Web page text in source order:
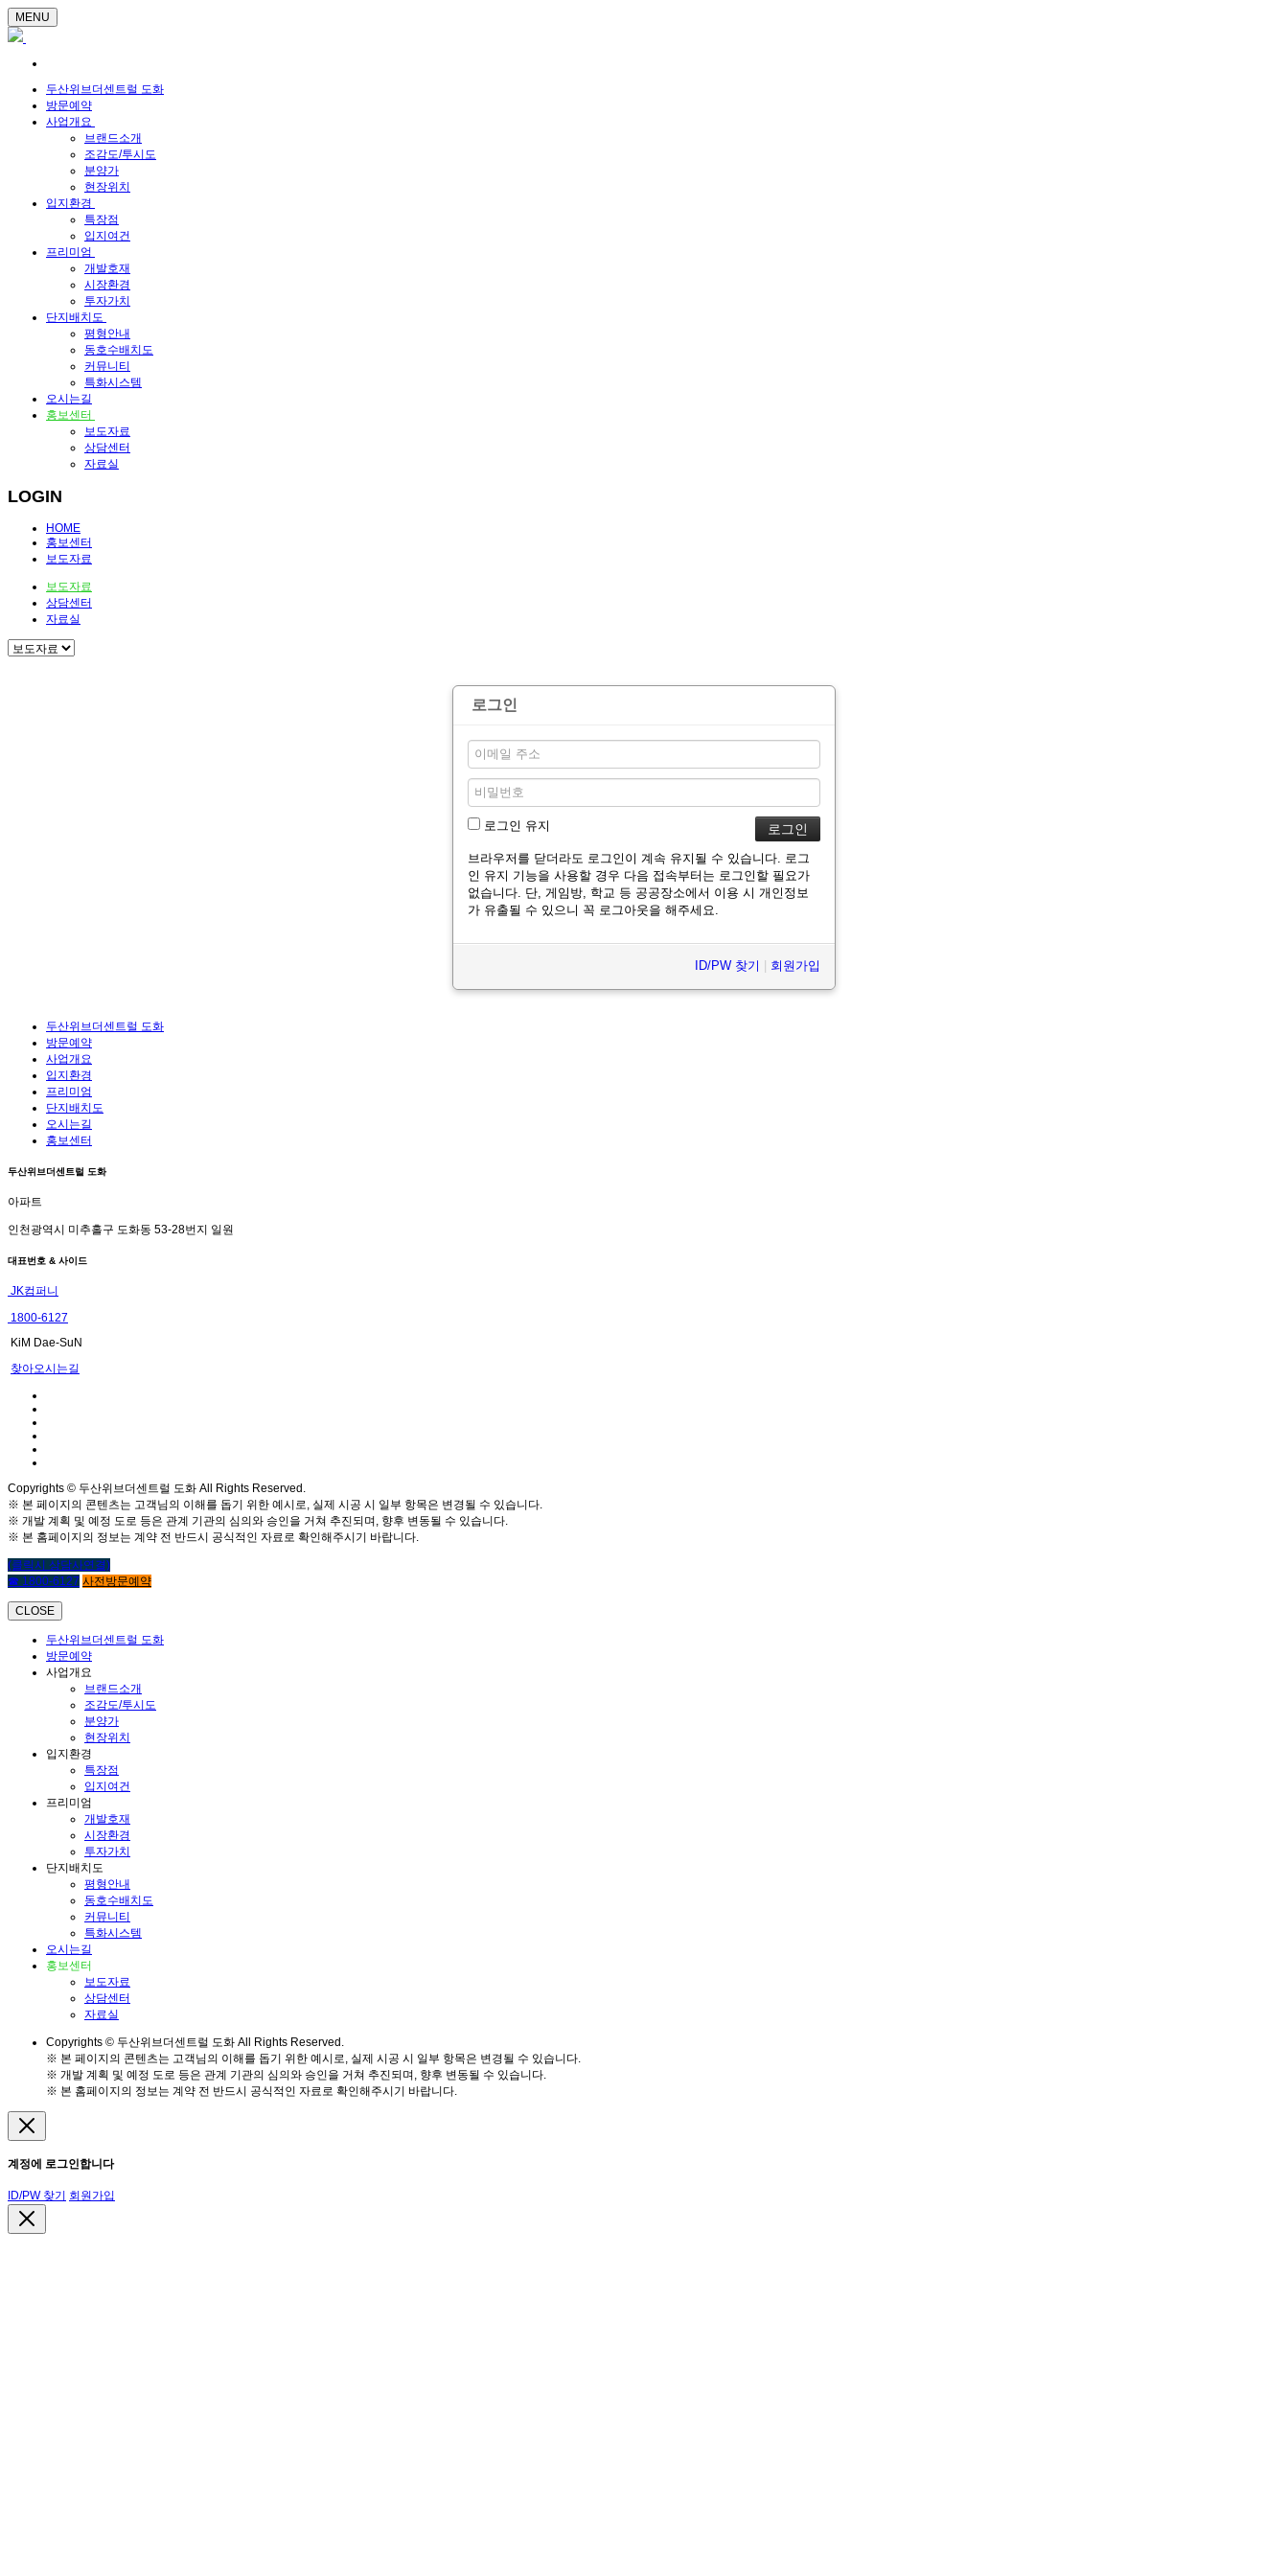
MENU
두산위브더센트럴 도화
방문예약
사업개요
브랜드소개
조감도/투시도
분양가
현장위치
입지환경
특장점
입지여건
프리미엄
개발호재
시장환경
투자가치
단지배치도
평형안내
동호수배치도
커뮤니티
특화시스템
오시는길
홍보센터
보도자료
상담센터
자료실
LOGIN
HOME
홍보센터
보도자료
보도자료
상담센터
자료실
로그인
로그인 유지
브라우저를 닫더라도 로그인이 계속 유지될 수 있습니다. 로그
인 유지 기능을 사용할 경우 다음 접속부터는 로그인할 필요가
없습니다. 단, 게임방, 학교 등 공공장소에서 이용 시 개인정보
가 유출될 수 있으니 꼭 로그아웃을 해주세요.
ID/PW 찾기 회원가입
두산위브더센트럴 도화
방문예약
사업개요
입지환경
프리미엄
단지배치도
오시는길
홍보센터
두산위브더센트럴 도화
아파트
인천광역시 미추홀구 도화동 53-28번지 일원
대표번호 & 사이드
JK컴퍼니
1800-6127
KiM Dae-SuN
찾아오시는길
Copyrights © 두산위브더센트럴 도화 All Rights Reserved.
※ 본 페이지의 콘텐츠는 고객님의 이해를 돕기 위한 예시로, 실제 시공 시 일부 항목은 변경될 수 있습니다.
※ 개발 계획 및 예정 도로 등은 관계 기관의 심의와 승인을 거쳐 추진되며, 향후 변동될 수 있습니다.
※ 본 홈페이지의 정보는 계약 전 반드시 공식적인 자료로 확인해주시기 바랍니다.
(클릭시 상담사연결)
☎ 1800-6127 사전방문예약
CLOSE
두산위브더센트럴 도화
방문예약
사업개요
브랜드소개
조감도/투시도
분양가
현장위치
입지환경
특장점
입지여건
프리미엄
개발호재
시장환경
투자가치
단지배치도
평형안내
동호수배치도
커뮤니티
특화시스템
오시는길
홍보센터
보도자료
상담센터
자료실
Copyrights © 두산위브더센트럴 도화 All Rights Reserved.
※ 본 페이지의 콘텐츠는 고객님의 이해를 돕기 위한 예시로, 실제 시공 시 일부 항목은 변경될 수 있습니다.
※ 개발 계획 및 예정 도로 등은 관계 기관의 심의와 승인을 거쳐 추진되며, 향후 변동될 수 있습니다.
※ 본 홈페이지의 정보는 계약 전 반드시 공식적인 자료로 확인해주시기 바랍니다.
계정에 로그인합니다
ID/PW 찾기 회원가입